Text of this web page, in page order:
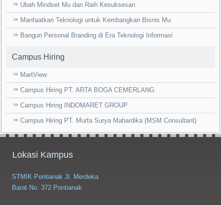
Ubah Mindset Mu dan Raih Kesuksesan
Manfaatkan Teknologi untuk Kembangkan Bisnis Mu
Bangun Personal Branding di Era Teknologi Informasi
Campus Hiring
MartView
Campus Hiring PT. ARTA BOGA CEMERLANG
Campus Hiring INDOMARET GROUP
Campus Hiring PT. Murfa Surya Mahardika (MSM Consultant)
Lokasi Kampus
STMIK Pontianak Jl. Merdeka
Barat No. 372 Pontianak